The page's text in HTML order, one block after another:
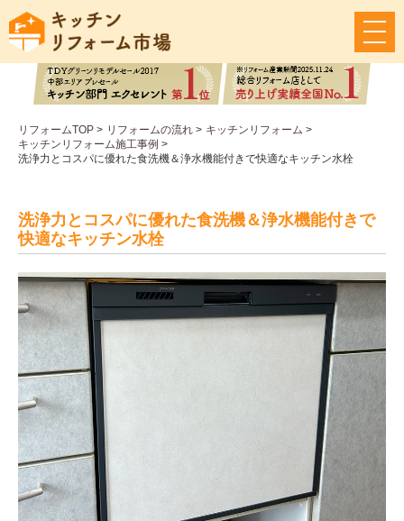
メ
ニ
リフォームTOP > リフォームの流れ > キッチンリフォーム >
キッチンリフォーム施工事例 >
洗浄力とコスパに優れた食洗機＆浄水機能付きで快適なキッチン水栓
洗浄力とコスパに優れた食洗機＆浄水機能付きで
快適なキッチン水栓